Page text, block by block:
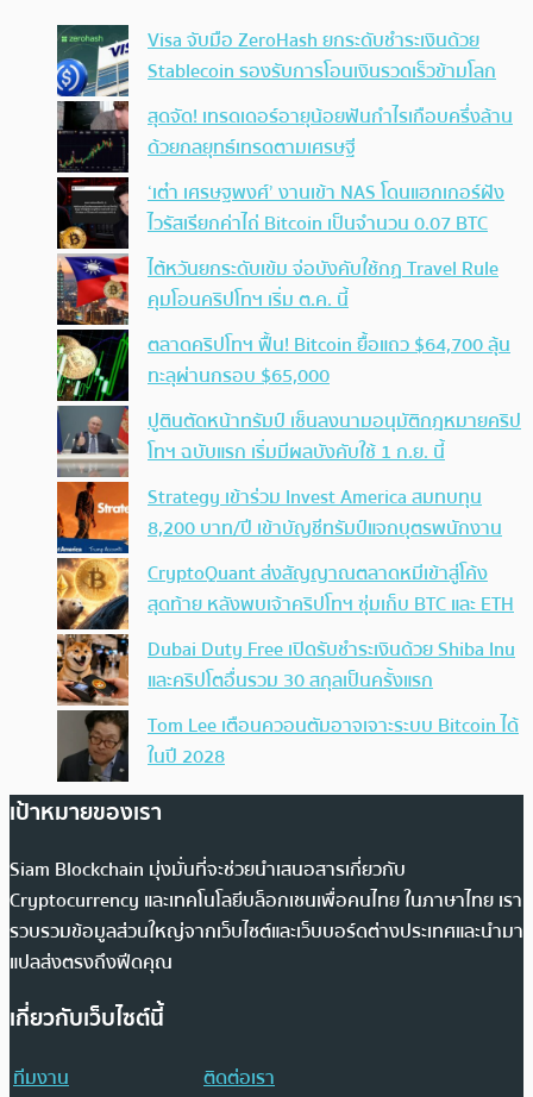
Visa จับมือ ZeroHash ยกระดับชำระเงินด้วย
Stablecoin รองรับการโอนเงินรวดเร็วข้ามโลก
สุดจัด! เทรดเดอร์อายุน้อยฟันกำไรเกือบครึ่งล้าน
ด้วยกลยุทธ์เทรดตามเศรษฐี
‘เต๋า เศรษฐพงศ์’ งานเข้า NAS โดนแฮกเกอร์ฝัง
ไวรัสเรียกค่าไถ่ Bitcoin เป็นจำนวน 0.07 BTC
ไต้หวันยกระดับเข้ม จ่อบังคับใช้กฏ Travel Rule
คุมโอนคริปโทฯ เริ่ม ต.ค. นี้
ตลาดคริปโทฯ ฟื้น! Bitcoin ยื้อแถว $64,700 ลุ้น
ทะลุผ่านกรอบ $65,000
ปูตินตัดหน้าทรัมป์ เซ็นลงนามอนุมัติกฎหมายคริป
โทฯ ฉบับแรก เริ่มมีผลบังคับใช้ 1 ก.ย. นี้
Strategy เข้าร่วม Invest America สมทบทุน
8,200 บาท/ปี เข้าบัญชีทรัมป์แจกบุตรพนักงาน
CryptoQuant ส่งสัญญาณตลาดหมีเข้าสู่โค้ง
สุดท้าย หลังพบเจ้าคริปโทฯ ซุ่มเก็บ BTC และ ETH
Dubai Duty Free เปิดรับชำระเงินด้วย Shiba Inu
และคริปโตอื่นรวม 30 สกุลเป็นครั้งแรก
Tom Lee เตือนควอนตัมอาจเจาะระบบ Bitcoin ได้
ในปี 2028
เป้าหมายของเรา
Siam Blockchain มุ่งมั่นที่จะช่วยนำเสนอสารเกี่ยวกับ
Cryptocurrency และเทคโนโลยีบล็อกเชนเพื่อคนไทย ในภาษาไทย เรา
รวบรวมข้อมูลส่วนใหญ่จากเว็บไซต์และเว็บบอร์ดต่างประเทศและนำมา
แปลส่งตรงถึงฟีดคุณ
เกี่ยวกับเว็บไซต์นี้
ทีมงาน
ติดต่อเรา